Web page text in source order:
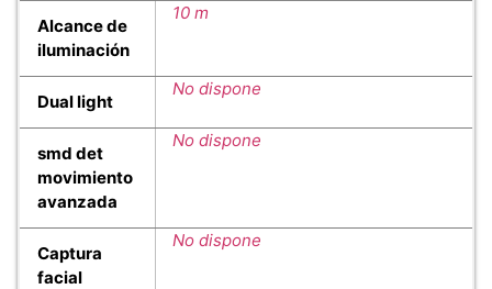
Alcance de
iluminación
10 m
Dual light
No dispone
smd det
movimiento
avanzada
No dispone
Captura
facial
No dispone